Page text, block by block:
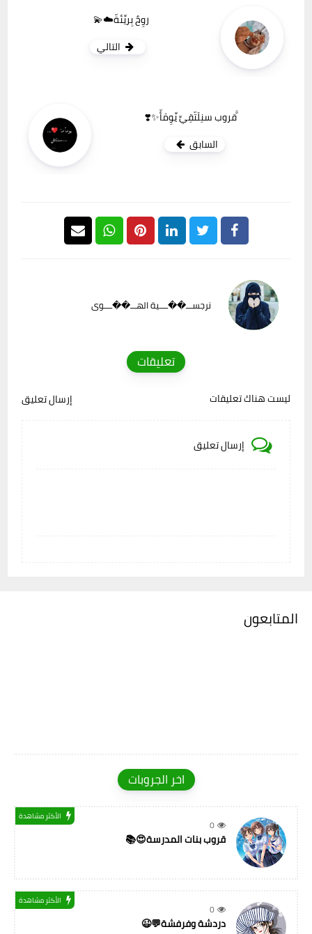
روِحٌ بِريِّئةّ☁️💫
التالي
َّقروب سنِلَتّقِيِّ يِّوِمَأّ✨❣️
السابق
نرجســـ��ــــية الهـــ��ــــوى
تعليقات
ليست هناك تعليقات إرسال تعليق
إرسال تعليق
المتابعون
اخر الجروبات
0
الأكثر مشاهدة
قروب بنات المدرسة😍📚
0
الأكثر مشاهدة
دردشة وفرفشة💬😉